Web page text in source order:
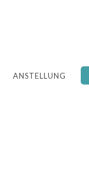
ANSTELLUNG